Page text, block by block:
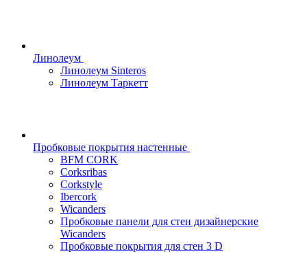
Линолеум
Линолеум Sinteros
Линолеум Таркетт
Пробковые покрытия настенные
BFM CORK
Corksribas
Corkstyle
Ibercork
Wicanders
Пробковые панели для стен дизайнерские
Wicanders
Пробковые покрытия для стен 3 D